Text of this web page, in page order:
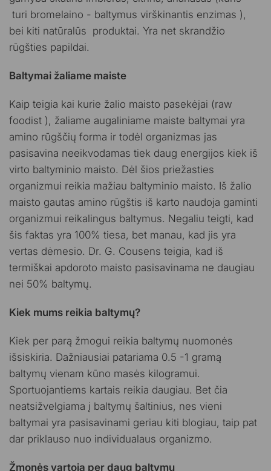
turi bromelaino - baltymus virškinantis enzimas ),
bei kiti natūralūs produktai. Yra net skrandžio
rūgšties papildai.
Baltymai žaliame maiste
Kaip teigia kai kurie žalio maisto pasekėjai (raw
foodist ), žaliame augaliniame maiste baltymai yra
amino rūgščių forma ir todėl organizmas jas
pasisavina neeikvodamas tiek daug energijos kiek iš
virto baltyminio maisto. Dėl šios priežasties
organizmui reikia mažiau baltyminio maisto. Iš žalio
maisto gautas amino rūgštis iš karto naudoja gaminti
organizmui reikalingus baltymus. Negaliu teigti, kad
šis faktas yra 100% tiesa, bet manau, kad jis yra
vertas dėmesio. Dr. G. Cousens teigia, kad iš
termiškai apdoroto maisto pasisavinama ne daugiau
nei 50% baltymų.
Kiek mums reikia baltymų?
Kiek per parą žmogui reikia baltymų nuomonės
išsiskiria. Dažniausiai patariama 0.5 -1 gramą
baltymų vienam kūno masės kilogramui.
Sportuojantiems kartais reikia daugiau. Bet čia
neatsižvelgiama į baltymų šaltinius, nes vieni
baltymai yra pasisavinami geriau kiti blogiau, taip pat
dar priklauso nuo individualaus organizmo.
Žmonės vartoja per daug baltymų